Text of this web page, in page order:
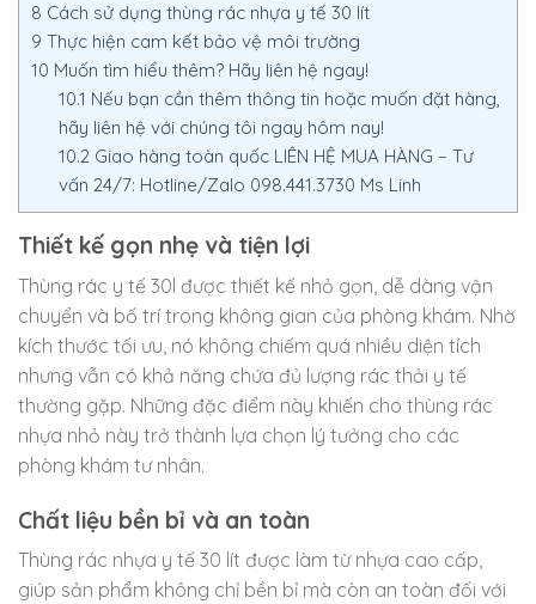
8 Cách sử dụng thùng rác nhựa y tế 30 lít
9 Thực hiện cam kết bảo vệ môi trường
10 Muốn tìm hiểu thêm? Hãy liên hệ ngay!
10.1 Nếu bạn cần thêm thông tin hoặc muốn đặt hàng,
hãy liên hệ với chúng tôi ngay hôm nay!
10.2Giao hàng toàn quốc LIÊN HỆ MUA HÀNG – Tư
vấn 24/7: Hotline/Zalo 098.441.3730 Ms Linh
Thiết kế gọn nhẹ và tiện lợi
Thùng rác y tế 30l được thiết kế nhỏ gọn, dễ dàng vận
chuyển và bố trí trong không gian của phòng khám. Nhờ
kích thước tối ưu, nó không chiếm quá nhiều diện tích
nhưng vẫn có khả năng chứa đủ lượng rác thải y tế
thường gặp. Những đặc điểm này khiến cho thùng rác
nhựa nhỏ này trở thành lựa chọn lý tưởng cho các
phòng khám tư nhân.
Chất liệu bền bỉ và an toàn
Thùng rác nhựa y tế 30 lít được làm từ nhựa cao cấp,
giúp sản phẩm không chỉ bền bỉ mà còn an toàn đối với